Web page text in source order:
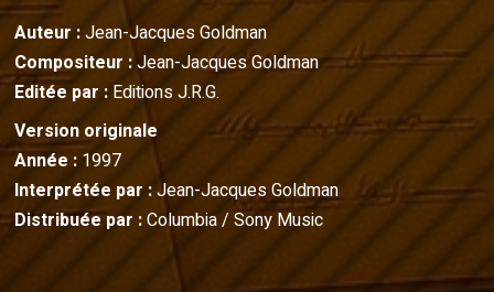
Auteur :Jean-Jacques Goldman
Compositeur :Jean-Jacques Goldman
Editée par :Editions J.R.G.
Version originale
Année :1997
Interprétée par :Jean-Jacques Goldman
Distribuée par :Columbia / Sony Music